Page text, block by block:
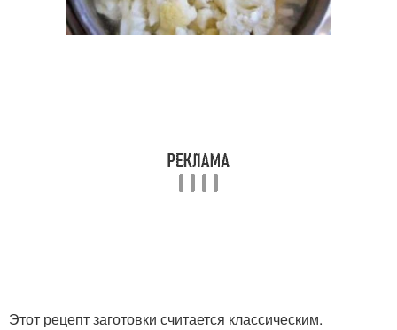
Этот рецепт заготовки считается классическим.